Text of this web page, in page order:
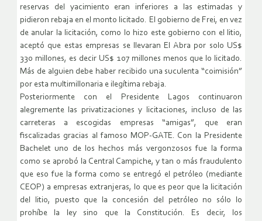
reservas del yacimiento eran inferiores a las estimadas y
pidieron rebaja en el monto licitado. El gobierno de Frei, en vez
de anular la licitación, como lo hizo este gobierno con el litio,
aceptó que estas empresas se llevaran El Abra por solo US$
330 millones, es decir US$ 107 millones menos que lo licitado.
Más de alguien debe haber recibido una suculenta “coimisión”
por esta multimillonaria e ilegítima rebaja.
Posteriormente con el Presidente Lagos continuaron
alegremente las privatizaciones y licitaciones, incluso de las
carreteras a escogidas empresas “amigas”, que eran
fiscalizadas gracias al famoso MOP-GATE. Con la Presidente
Bachelet uno de los hechos más vergonzosos fue la forma
como se aprobó la Central Campiche, y tan o más fraudulento
que eso fue la forma como se entregó el petróleo (mediante
CEOP) a empresas extranjeras, lo que es peor que la licitación
del litio, puesto que la concesión del petróleo no sólo lo
prohíbe la ley sino que la Constitución. Es decir, los